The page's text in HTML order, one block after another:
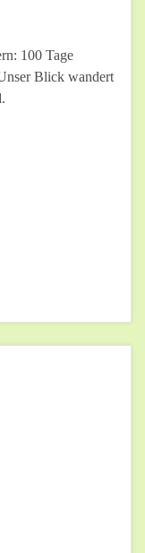
100 Tage
Blick wandert